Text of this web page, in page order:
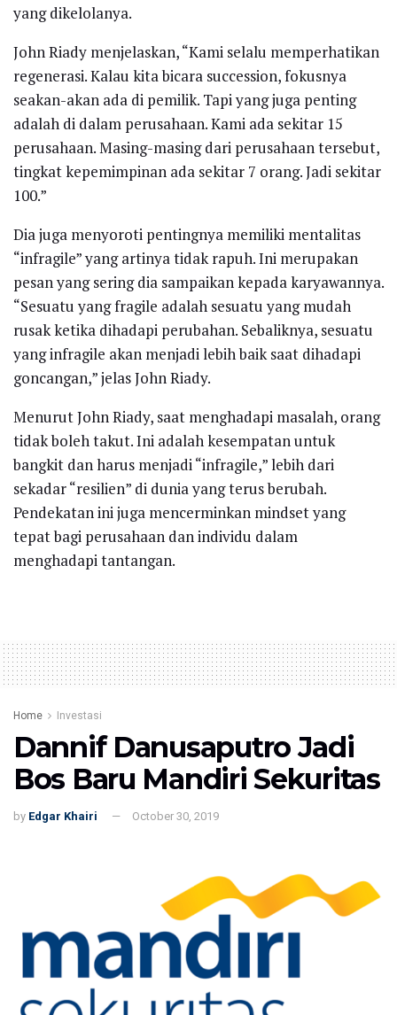
yang dikelolanya.
John Riady menjelaskan, “Kami selalu memperhatikan
regenerasi. Kalau kita bicara succession, fokusnya
seakan-akan ada di pemilik. Tapi yang juga penting
adalah di dalam perusahaan. Kami ada sekitar 15
perusahaan. Masing-masing dari perusahaan tersebut,
tingkat kepemimpinan ada sekitar 7 orang. Jadi sekitar
100.”
Dia juga menyoroti pentingnya memiliki mentalitas
“infragile” yang artinya tidak rapuh. Ini merupakan
pesan yang sering dia sampaikan kepada karyawannya.
“Sesuatu yang fragile adalah sesuatu yang mudah
rusak ketika dihadapi perubahan. Sebaliknya, sesuatu
yang infragile akan menjadi lebih baik saat dihadapi
goncangan,” jelas John Riady.
Menurut John Riady, saat menghadapi masalah, orang
tidak boleh takut. Ini adalah kesempatan untuk
bangkit dan harus menjadi “infragile,” lebih dari
sekadar “resilien” di dunia yang terus berubah.
Pendekatan ini juga mencerminkan mindset yang
tepat bagi perusahaan dan individu dalam
menghadapi tantangan.
Home Investasi
Dannif Danusaputro Jadi
Bos Baru Mandiri Sekuritas
by Edgar Khairi October 30, 2019